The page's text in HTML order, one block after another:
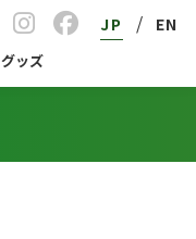
JP / EN
グッズ